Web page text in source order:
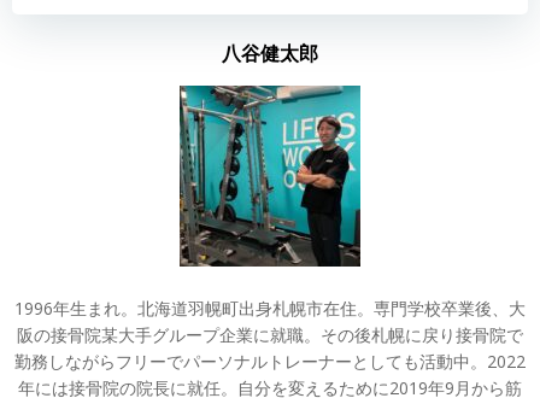
八谷健太郎
1996年生まれ。北海道羽幌町出身札幌市在住。専門学校卒業後、大
阪の接骨院某大手グループ企業に就職。その後札幌に戻り接骨院で
勤務しながらフリーでパーソナルトレーナーとしても活動中。2022
年には接骨院の院長に就任。自分を変えるために2019年9月から筋